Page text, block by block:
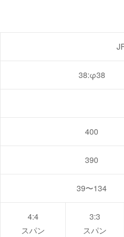
38:φ38
400
390
39〜134
4:4
スパン
3:3
スパン